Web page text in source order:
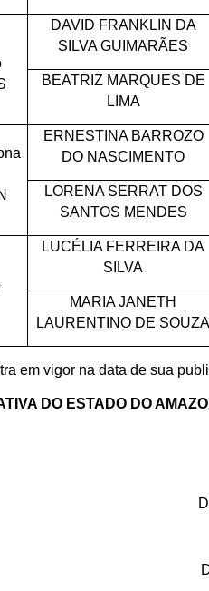
DAVID FRANKLIN DA
SILVA GUIMARÃES
BEATRIZ MARQUES DE
LIMA
ERNESTINA BARROZO
DO NASCIMENTO
LORENA SERRAT DOS
SANTOS MENDES
LUCÉLIA FERREIRA DA
SILVA
MARIA JANETH
LAURENTINO DE SOUZA
em vigor na data de sua
DO ESTADO DO